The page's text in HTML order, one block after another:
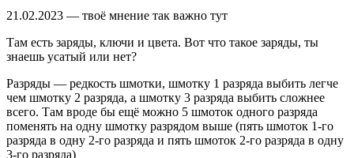
21.02.2023 — твоё мнение так важно тут
Там есть заряды, ключи и цвета. Вот что такое заряды, ты
знаешь усатый или нет?
Разряды — редкость шмотки, шмотку 1 разряда выбить легче
чем шмотку 2 разряда, а шмотку 3 разряда выбить сложнее
всего. Там вроде бы ещё можно 5 шмоток одного разряда
поменять на одну шмотку разрядом выше (пять шмоток 1-го
разряда в одну 2-го разряда и пять шмоток 2-го разряда в одну
3-го разряда)